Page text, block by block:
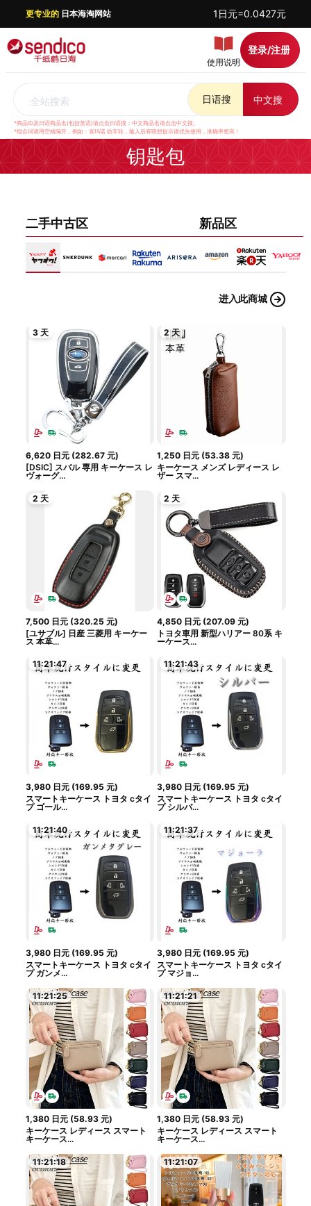
更专业的日本海淘网站 1日元=0.0427元
使用说明
登录/注册
全站搜索 日语搜 中文搜
*商品ID及日语商品名(包括英语)请点击日语搜；中文商品名请点击中文搜。
*组合词请用空格隔开，例如：喜玛诺 纺车轮，输入后有联想提示请优先使用，准确率更高！
钥匙包
二手中古区 新品区
进入此商城
3 天
6,620 日元(282.67 元)
[DSIC] スバル 専用 キーケース レ
ヴォーグ...
2 天
1,250 日元 (53.38 元)
キーケース メンズ レディース レ
ザー スマ...
2 天
7,500 日元(320.25 元)
[ユサブル] 日産 三菱用 キーケー
ス 本革...
2 天
4,850 日元 (207.09 元)
トヨタ車用 新型ハリアー 80系 キ
ーケース...
11:21:46
3,980 日元(169.95 元)
スマートキーケース トヨタ cタイ
プ ゴール...
11:21:42
3,980 日元 (169.95 元)
スマートキーケース トヨタ cタイ
プ シルバ...
11:21:39
3,980 日元(169.95 元)
スマートキーケース トヨタ cタイ
プ ガンメ...
11:21:36
3,980 日元 (169.95 元)
スマートキーケース トヨタ cタイ
プ マジョ...
11:21:24
1,380 日元(58.93 元)
キーケース レディース スマート
キーケース...
11:21:20
1,380 日元 (58.93 元)
キーケース レディース スマート
キーケース...
11:21:17 11:21:06